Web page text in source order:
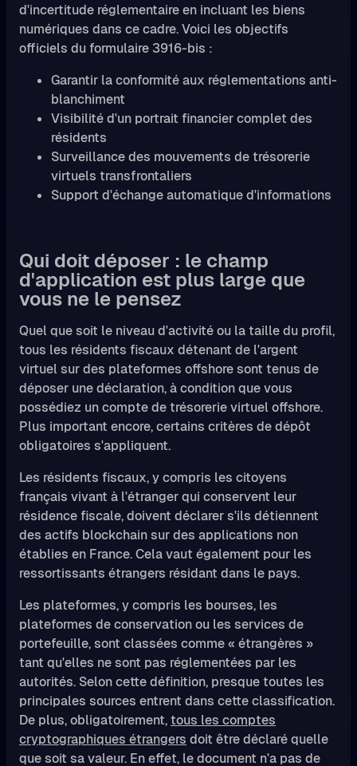
d'incertitude réglementaire en incluant les biens
numériques dans ce cadre. Voici les objectifs
officiels du formulaire 3916-bis :
Garantir la conformité aux réglementations anti-
blanchiment
Visibilité d'un portrait financier complet des
résidents
Surveillance des mouvements de trésorerie
virtuels transfrontaliers
Support d'échange automatique d'informations
Qui doit déposer : le champ
d'application est plus large que
vous ne le pensez
Quel que soit le niveau d'activité ou la taille du profil,
tous les résidents fiscaux détenant de l'argent
virtuel sur des plateformes offshore sont tenus de
déposer une déclaration, à condition que vous
possédiez un compte de trésorerie virtuel offshore.
Plus important encore, certains critères de dépôt
obligatoires s'appliquent.
Les résidents fiscaux, y compris les citoyens
français vivant à l'étranger qui conservent leur
résidence fiscale, doivent déclarer s'ils détiennent
des actifs blockchain sur des applications non
établies en France. Cela vaut également pour les
ressortissants étrangers résidant dans le pays.
Les plateformes, y compris les bourses, les
plateformes de conservation ou les services de
portefeuille, sont classées comme « étrangères »
tant qu'elles ne sont pas réglementées par les
autorités. Selon cette définition, presque toutes les
principales sources entrent dans cette classification.
De plus, obligatoirement,tous les comptes
cryptographiques étrangers doit être déclaré quelle
que soit sa valeur. En effet, le document n'a pas de